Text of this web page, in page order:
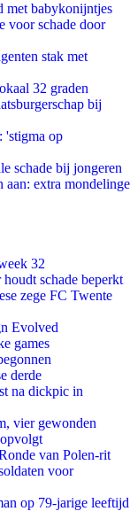
met babykonijntjes
voor schade door
stak met
32 graden
bij
'stigma op
schade bij jongeren
extra mondelinge
32
schade beperkt
zege FC Twente
Evolved
games
derde
na dickpic in
vier gewonden
van Polen-rit
voor
op 79-jarige leeftijd